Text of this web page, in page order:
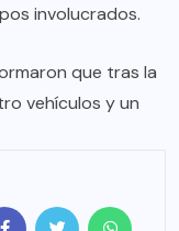
involucrados.
que tras la
vehículos y un